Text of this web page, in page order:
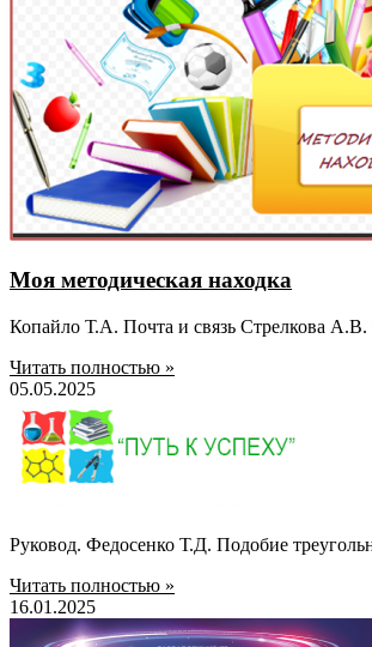
Моя методическая находка
Копайло Т.А. Почта и связь Стрелкова
Читать полностью »
05.05.2025
Руковод. Федосенко Т.Д. Подобие
Читать полностью »
16.01.2025